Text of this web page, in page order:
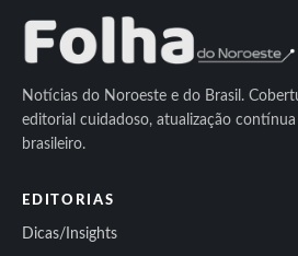
Notícias do Noroeste e do Brasil.
editorial cuidadoso, atualização
brasileiro.
EDITORIAS
Dicas/Insights